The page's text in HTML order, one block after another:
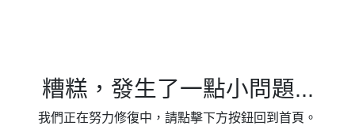
糟糕，發生了一點小問題...
我們正在努力修復中，請點擊下方按鈕回到首頁。